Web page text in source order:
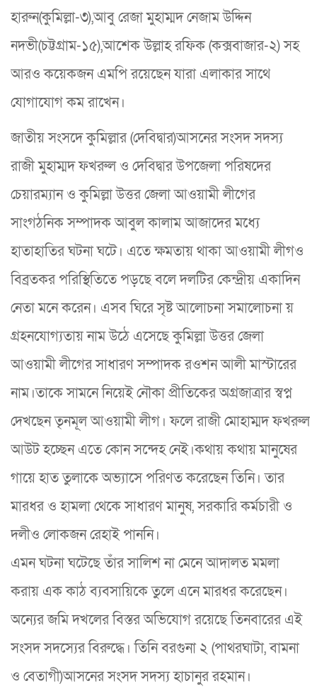
হারুন(কুমিল্লা-৩),আবু রেজা মুহাম্মদ নেজাম উদ্দিন
নদভী(চট্টগ্রাম-১৫),আশেক উল্লাহ রফিক (কক্সবাজার-২) সহ
আরও কয়েকজন এমপি রয়েছেন যারা এলাকার সাথে
যোগাযোগ কম রাখেন।
জাতীয় সংসদে কুমিল্লার (দেবিদ্বার)আসনের সংসদ সদস্য
রাজী মুহাম্মদ ফখরুল ও দেবিদ্বার উপজেলা পরিষদের
চেয়ারম্যান ও কুমিল্লা উত্তর জেলা আওয়ামী লীগের
সাংগঠনিক সম্পাদক আবুল কালাম আজাদের মধ্যে
হাতাহাতির ঘটনা ঘটে। এতে ক্ষমতায় থাকা আওয়ামী লীগও
বিব্রতকর পরিস্থিতিতে পড়ছে বলে দলটির কেন্দ্রীয় একাদিন
নেতা মনে করেন। এসব ঘিরে সৃষ্ট আলোচনা সমালোচনা য়
গ্রহনযোগ্যতায় নাম উঠে এসেছে কুমিল্লা উত্তর জেলা
আওয়ামী লীগের সাধারণ সম্পাদক রওশন আলী মাস্টারের
নাম।তাকে সামনে নিয়েই নৌকা প্রীতিকের অগ্রজাত্রার স্বপ্ন
দেখছেন তৃনমূল আওয়ামী লীগ। ফলে রাজী মোহাম্মদ ফখরুল
আউট হচ্ছেন এতে কোন সন্দেহ নেই।কথায় কথায় মানুষের
গায়ে হাত তুলাকে অভ্যাসে পরিণত করেছেন তিনি। তার
মারধর ও হামলা থেকে সাধারণ মানুষ, সরকারি কর্মচারী ও
দলীও লোকজন রেহাই পাননি।
এমন ঘটনা ঘটেছে তাঁর সালিশ না মেনে আদালত মমলা
করায় এক কাঠ ব্যবসায়িকে তুলে এনে মারধর করেছেন।
অন্যের জমি দখলের বিস্তর অভিযোগ রয়েছে তিনবারের এই
সংসদ সদস্যের বিরুদ্ধে। তিনি বরগুনা ২ (পাথরঘাটা, বামনা
ও বেতাগী)আসনের সংসদ সদস্য হাচানুর রহমান।